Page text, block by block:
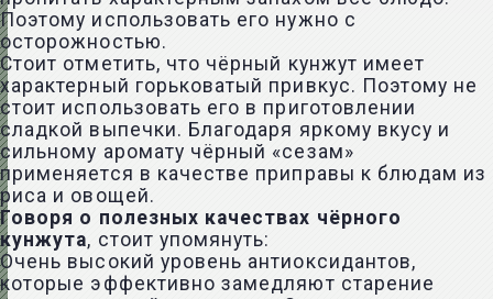
Поэтому использовать его нужно с
осторожностью.
Стоит отметить, что чёрный кунжут имеет
характерный горьковатый привкус. Поэтому не
стоит использовать его в приготовлении
сладкой выпечки. Благодаря яркому вкусу и
сильному аромату чёрный «сезам»
применяется в качестве приправы к блюдам из
риса и овощей.
Говоря о полезных качествах чёрного
кунжута, стоит упомянуть:
Очень высокий уровень антиоксидантов,
которые эффективно замедляют старение